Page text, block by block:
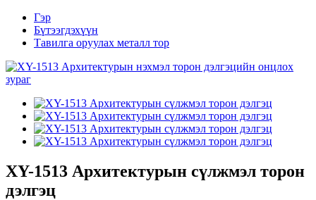
Гэр
Бүтээгдэхүүн
Тавилга оруулах металл тор
XY-1513 Архитектурын сүлжмэл торон
дэлгэц